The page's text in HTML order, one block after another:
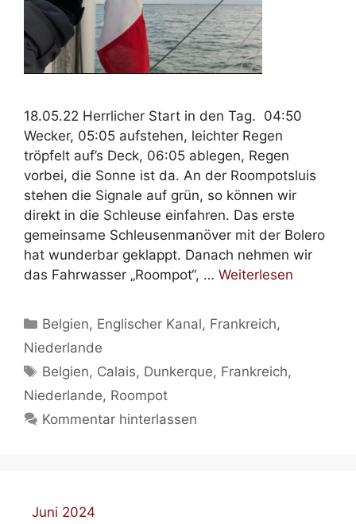
18.05.22 Herrlicher Start in den Tag. 04:50
Wecker, 05:05 aufstehen, leichter Regen
tröpfelt auf’s Deck, 06:05 ablegen, Regen
vorbei, die Sonne ist da. An der Roompotsluis
stehen die Signale auf grün, so können wir
direkt in die Schleuse einfahren. Das erste
gemeinsame Schleusenmanöver mit der Bolero
hat wunderbar geklappt. Danach nehmen wir
das Fahrwasser „Roompot“, … Weiterlesen
Kategorien
Belgien, Englischer Kanal, Frankreich,
Niederlande
Schlagwörter
Belgien, Calais, Dunkerque, Frankreich,
Niederlande, Roompot
Kommentar hinterlassen
Juni 2024